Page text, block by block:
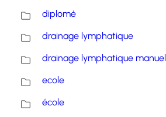
diplomé
drainage lymphatique
drainage lymphatique manuel
ecole
école